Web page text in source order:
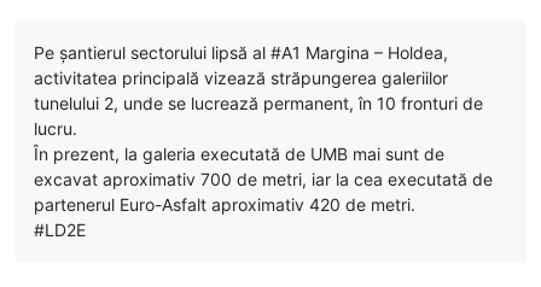
Pe șantierul sectorului lipsă al #A1 Margina – Holdea,
activitatea principală vizează străpungerea galeriilor
tunelului 2, unde se lucrează permanent, în 10 fronturi de
lucru.
În prezent, la galeria executată de UMB mai sunt de
excavat aproximativ 700 de metri, iar la cea executată de
partenerul Euro-Asfalt aproximativ 420 de metri.
#LD2E